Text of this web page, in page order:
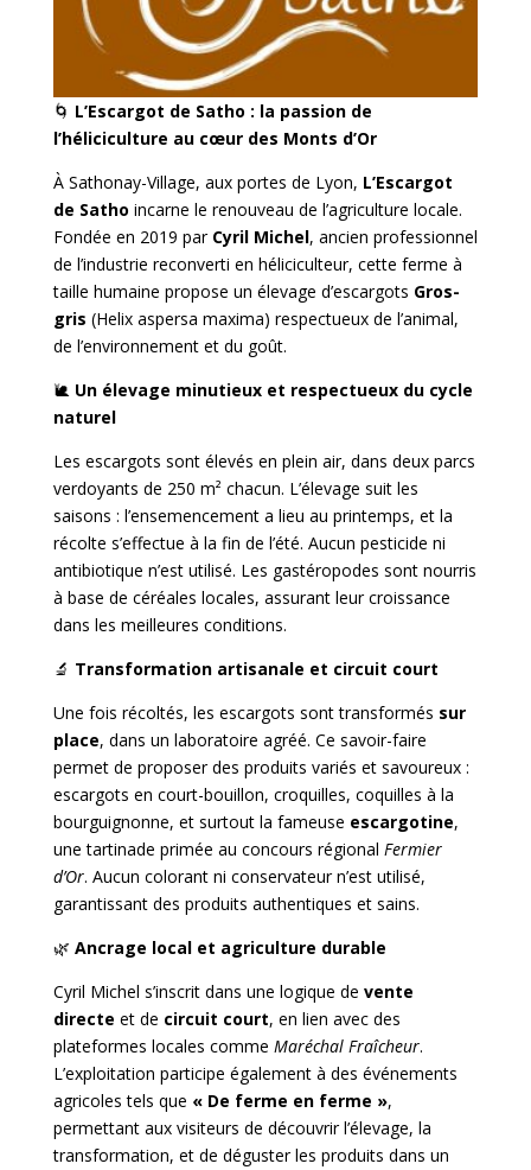
🌀 L’Escargot de Satho : la passion de
l’héliciculture au cœur des Monts d’Or
À Sathonay-Village, aux portes de Lyon, L’Escargot
de Satho incarne le renouveau de l’agriculture locale.
Fondée en 2019 par Cyril Michel, ancien professionnel
de l’industrie reconverti en héliciculteur, cette ferme à
taille humaine propose un élevage d’escargots Gros-
gris (Helix aspersa maxima) respectueux de l’animal,
de l’environnement et du goût.
🐌 Un élevage minutieux et respectueux du cycle
naturel
Les escargots sont élevés en plein air, dans deux parcs
verdoyants de 250 m² chacun. L’élevage suit les
saisons : l’ensemencement a lieu au printemps, et la
récolte s’effectue à la fin de l’été. Aucun pesticide ni
antibiotique n’est utilisé. Les gastéropodes sont nourris
à base de céréales locales, assurant leur croissance
dans les meilleures conditions.
🔬 Transformation artisanale et circuit court
Une fois récoltés, les escargots sont transformés sur
place, dans un laboratoire agréé. Ce savoir-faire
permet de proposer des produits variés et savoureux :
escargots en court-bouillon, croquilles, coquilles à la
bourguignonne, et surtout la fameuse escargotine,
une tartinade primée au concours régional Fermier
d’Or. Aucun colorant ni conservateur n’est utilisé,
garantissant des produits authentiques et sains.
🌿 Ancrage local et agriculture durable
Cyril Michel s’inscrit dans une logique de vente
directe et de circuit court, en lien avec des
plateformes locales comme Maréchal Fraîcheur.
L’exploitation participe également à des événements
agricoles tels que « De ferme en ferme »,
permettant aux visiteurs de découvrir l’élevage, la
transformation, et de déguster les produits dans un